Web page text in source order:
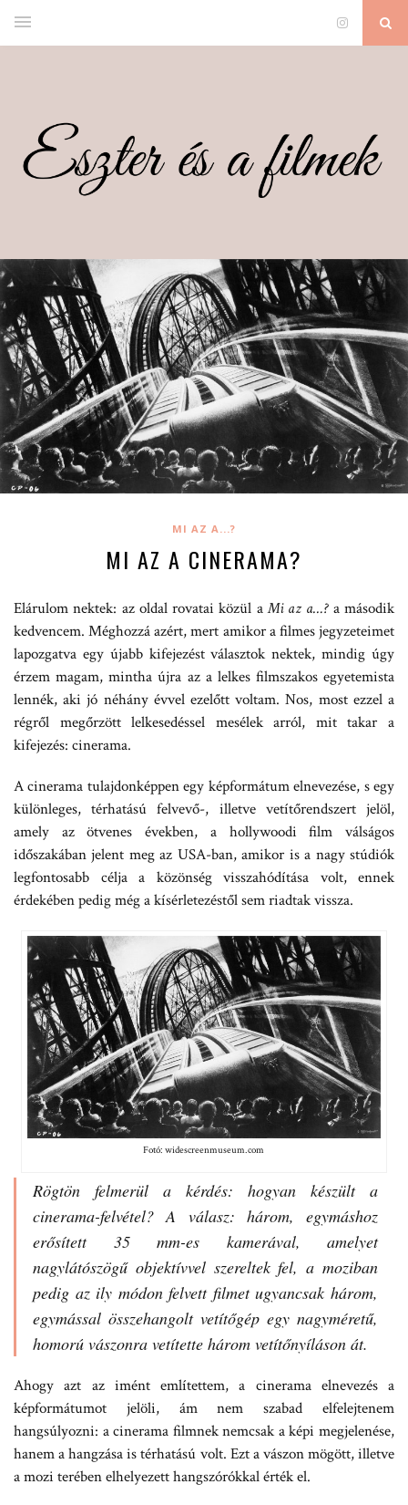
MI AZ A...?
MI AZ A CINERAMA?
Elárulom nektek: az oldal rovatai közül aMi az a…?a második
kedvencem. Méghozzá azért, mert amikor a filmes jegyzeteimet
lapozgatva egy újabb kifejezést választok nektek, mindig úgy
érzem magam, mintha újra az a lelkes filmszakos egyetemista
lennék, aki jó néhány évvel ezelőtt voltam. Nos, most ezzel a
régről megőrzött lelkesedéssel mesélek arról, mit takar a
kifejezés: cinerama.
A cinerama tulajdonképpen egy képformátum elnevezése, s egy
különleges, térhatású felvevő-, illetve vetítőrendszert jelöl,
amely az ötvenes években, a hollywoodi film válságos
időszakában jelent meg az USA-ban, amikor is a nagy stúdiók
legfontosabb célja a közönség visszahódítása volt, ennek
érdekében pedig még a kísérletezéstől sem riadtak vissza.
Fotó: widescreenmuseum.com
Rögtön felmerül a kérdés: hogyan készült a
cinerama-felvétel? A válasz: három, egymáshoz
erősített 35 mm-es kamerával, amelyet
nagylátószögű objektívvel szereltek fel, a moziban
pedig az ily módon felvett filmet ugyancsak három,
egymással összehangolt vetítőgép egy nagyméretű,
homorú vászonra vetítette három vetítőnyíláson át.
Ahogy azt az imént említettem, a cinerama elnevezés a
képformátumot jelöli, ám nem szabad elfelejtenem
hangsúlyozni: a cinerama filmnek nemcsak a képi megjelenése,
hanem a hangzása is térhatású volt. Ezt a vászon mögött, illetve
a mozi terében elhelyezett hangszórókkal érték el.